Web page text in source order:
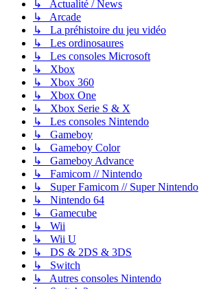
↳ Actualité / News
↳ Arcade
↳ La préhistoire du jeu vidéo
↳ Les ordinosaures
↳ Les consoles Microsoft
↳ Xbox
↳ Xbox 360
↳ Xbox One
↳ Xbox Serie S & X
↳ Les consoles Nintendo
↳ Gameboy
↳ Gameboy Color
↳ Gameboy Advance
↳ Famicom // Nintendo
↳ Super Famicom // Super Nintendo
↳ Nintendo 64
↳ Gamecube
↳ Wii
↳ Wii U
↳ DS & 2DS & 3DS
↳ Switch
↳ Autres consoles Nintendo